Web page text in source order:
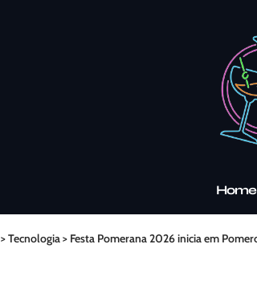
Home
>Tecnologia> Festa Pomerana 2026 inicia em